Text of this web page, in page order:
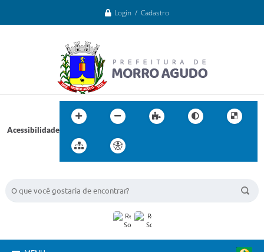
Login / Cadastro
Acessibilidade